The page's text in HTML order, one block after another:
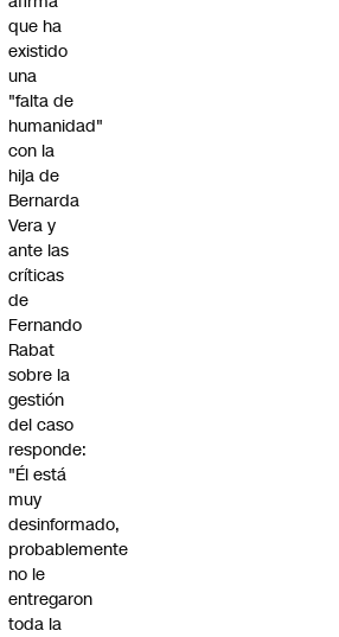
que ha
existido
una
"falta de
humanidad"
con la
hija de
Bernarda
Vera y
ante las
críticas
de
Fernando
Rabat
sobre la
gestión
del caso
responde:
"Él está
muy
desinformado,
probablemente
no le
entregaron
toda la